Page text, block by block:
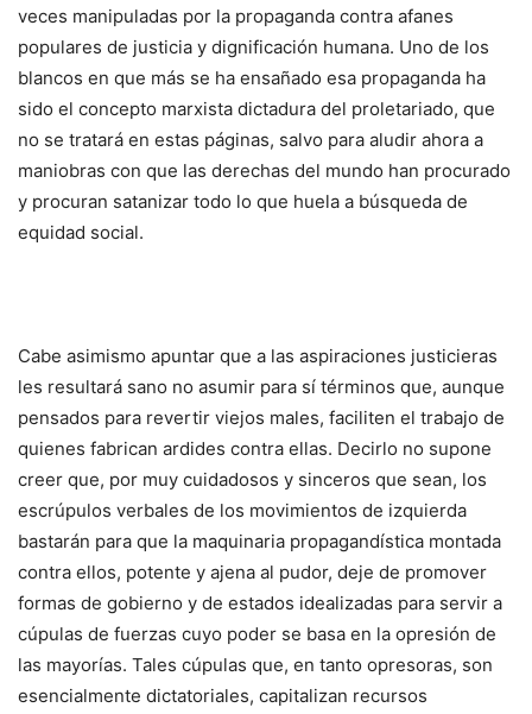
veces manipuladas por la propaganda contra afanes
populares de justicia y dignificación humana. Uno de los
blancos en que más se ha ensañado esa propaganda ha
sido el concepto marxista dictadura del proletariado, que
no se tratará en estas páginas, salvo para aludir ahora a
maniobras con que las derechas del mundo han procurado
y procuran satanizar todo lo que huela a búsqueda de
equidad social.
Cabe asimismo apuntar que a las aspiraciones justicieras
les resultará sano no asumir para sí términos que, aunque
pensados para revertir viejos males, faciliten el trabajo de
quienes fabrican ardides contra ellas. Decirlo no supone
creer que, por muy cuidadosos y sinceros que sean, los
escrúpulos verbales de los movimientos de izquierda
bastarán para que la maquinaria propagandística montada
contra ellos, potente y ajena al pudor, deje de promover
formas de gobierno y de estados idealizadas para servir a
cúpulas de fuerzas cuyo poder se basa en la opresión de
las mayorías. Tales cúpulas que, en tanto opresoras, son
esencialmente dictatoriales, capitalizan recursos